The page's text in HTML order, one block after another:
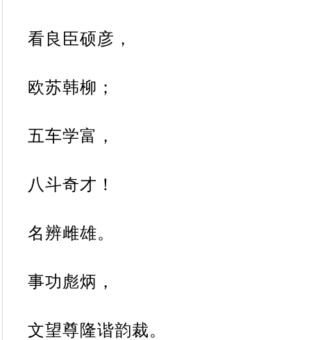
看良臣硕彦，
欧苏韩柳；
五车学富，
八斗奇才！
名辨雌雄。
事功彪炳，
文望尊隆谐韵裁。